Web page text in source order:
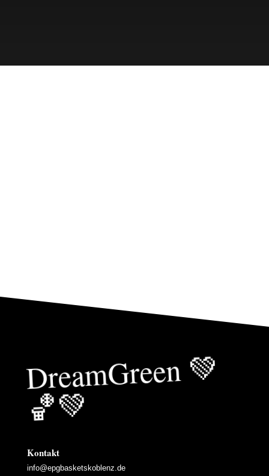
Drea
mGreen
💚
🏀
💚
Kontakt
info@epgbasketskoblenz.de